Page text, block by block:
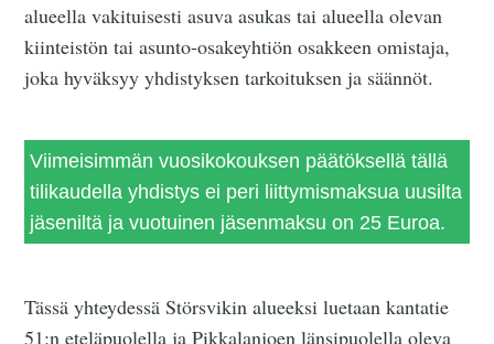
alueella vakituisesti asuva asukas tai alueella olevan
kiinteistön tai asunto-osakeyhtiön osakkeen omistaja,
joka hyväksyy yhdistyksen tarkoituksen ja säännöt.
Viimeisimmän vuosikokouksen päätöksellä tällä
tilikaudella yhdistys ei peri liittymismaksua uusilta
jäseniltä ja vuotuinen jäsenmaksu on 25 Euroa.
Tässä yhteydessä Störsvikin alueeksi luetaan kantatie
51:n eteläpuolella ja Pikkalanjoen länsipuolella oleva